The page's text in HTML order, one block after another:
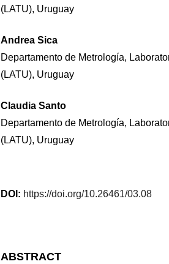
(LATU), Uruguay
Andrea Sica
Departamento de Metrología,
(LATU), Uruguay
Claudia Santo
Departamento de Metrología,
(LATU), Uruguay
DOI: https://doi.org/10.26461/03.08
ABSTRACT